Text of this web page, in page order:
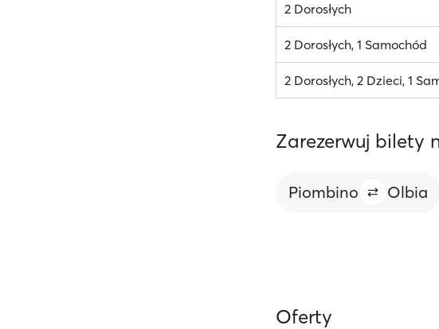
2 Dorosłych
2 Dorosłych, 1 Samochód
2 Dorosłych, 2 Dzieci, 1
Zarezerwuj bilety
Piombino Olbia
Oferty